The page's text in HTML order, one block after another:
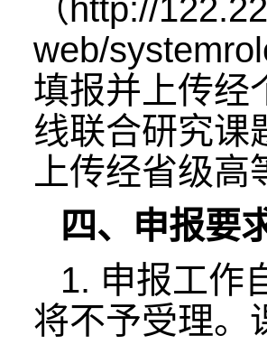
（http://
web/
填报并上传经
线联合研究课
上传经省级
四、申报要
1. 申报工作
将不予受理。